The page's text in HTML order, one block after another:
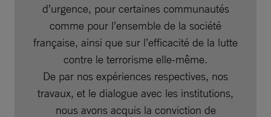
d’urgence, pour certaines communautés
comme pour l’ensemble de la société
française, ainsi que sur l’efficacité de la lutte
contre le terrorisme elle-même.
De par nos expériences respectives, nos
travaux, et le dialogue avec les institutions,
nous avons acquis la conviction de